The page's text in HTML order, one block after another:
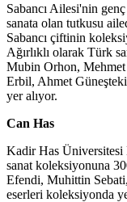
Sabancı Ailesi'nin
sanata olan tutkusu
Sabancı çiftinin
Ağırlıklı olarak Türk
Mubin Orhon,
Erbil, Ahmet
yer alıyor.
Can Has
Kadir Has Üniversitesi
sanat koleksiyonuna
Efendi, Muhittin
eserleri koleksiyonda